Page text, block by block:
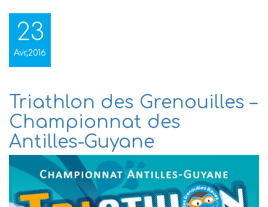
23
Avr,2016
Triathlon des Grenouilles –
Championnat des
Antilles-Guyane